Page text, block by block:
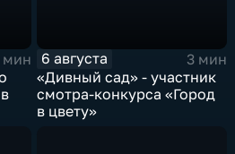
мин
6 августа
3 мин
«Дивный сад» - участник
смотра-конкурса «Город
в цвету»